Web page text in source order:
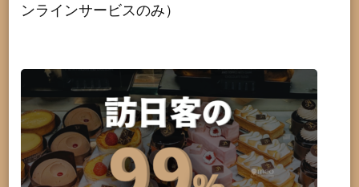
ンラインサービスのみ）